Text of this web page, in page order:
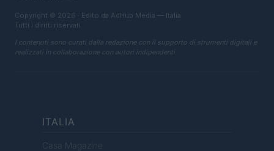
Copyright © 2026 · Edito da AdHub Media — Italia
Tutti i diritti riservati
I contenuti sono curati dalla redazione con il supporto di strumenti digitali e
realizzati in collaborazione con autori indipendenti.
ITALIA
Casa Magazine